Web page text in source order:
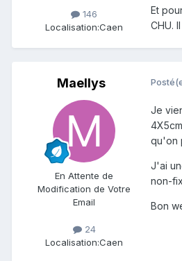
146
Localisation:Caen
Et
CHU.
Maellys
En Attente de
Modification de Votre
Email
24
Localisation:Caen
Je
qu'on
J'ai
non-
Bon